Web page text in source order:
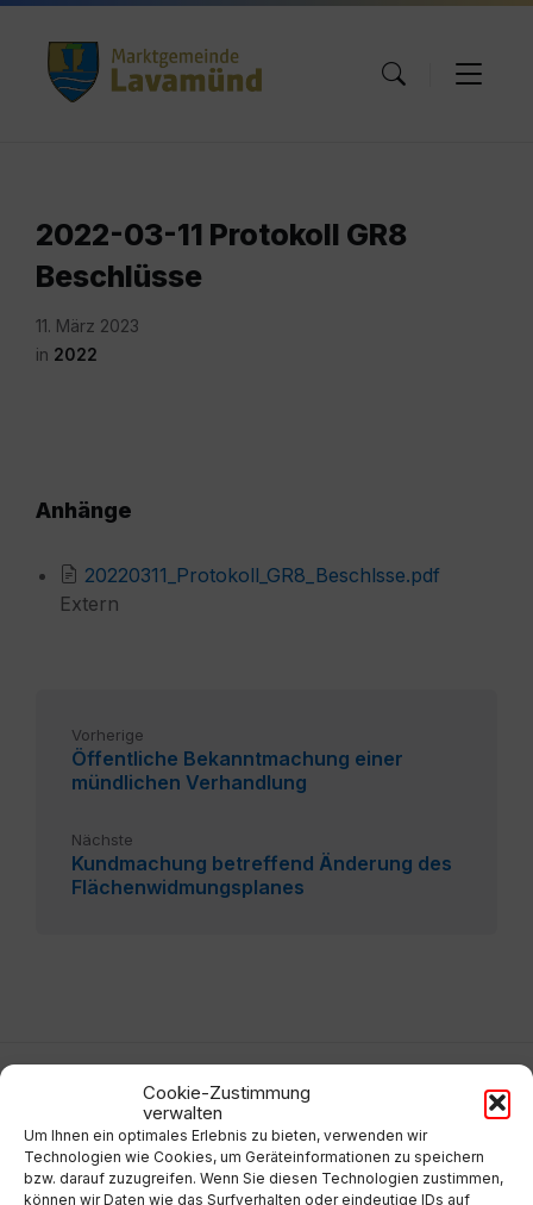
Cookie-Zustimmung
verwalten
Um Ihnen ein optimales Erlebnis zu bieten, verwenden wir
Technologien wie Cookies, um Geräteinformationen zu speichern
bzw. darauf zuzugreifen. Wenn Sie diesen Technologien zustimmen,
können wir Daten wie das Surfverhalten oder eindeutige IDs auf
Skip
content
Skip
navigation
Skip
footer
2022-03-11 Protokoll GR8
Beschlüsse
11. März 2023
in 2022
Anhänge
20220311_Protokoll_GR8_Beschlsse.pdf
Extern
Vorherige
Öffentliche Bekanntmachung einer
mündlichen Verhandlung
Nächste
Kundmachung betreffend Änderung des
Flächenwidmungsplanes
Adresse